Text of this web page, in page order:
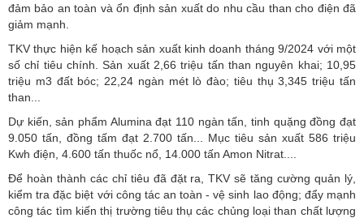
đảm bảo an toàn và ổn định sản xuất do nhu cầu than cho điện đã
giảm mạnh.
TKV thực hiện kế hoạch sản xuất kinh doanh tháng 9/2024 với một
số chỉ tiêu chính. Sản xuất 2,66 triệu tấn than nguyên khai; 10,95
triệu m3 đất bóc; 22,24 ngàn mét lò đào; tiêu thụ 3,345 triệu tấn
than...
Dự kiến, sản phẩm Alumina đạt 110 ngàn tấn, tinh quặng đồng đạt
9.050 tấn, đồng tấm đạt 2.700 tấn... Mục tiêu sản xuất 586 triệu
Kwh điện, 4.600 tấn thuốc nổ, 14.000 tấn Amon Nitrat....
Để hoàn thành các chỉ tiêu đã đặt ra, TKV sẽ tăng cường quản lý,
kiểm tra đặc biệt với công tác an toàn - vệ sinh lao động; đẩy mạnh
công tác tìm kiến thị trường tiêu thụ các chủng loại than chất lượng